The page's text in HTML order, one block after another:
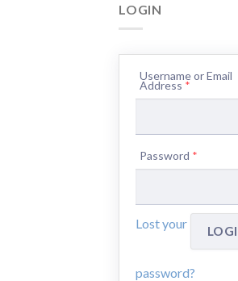
LOGIN
Username or Email
Address *
Password *
Lost your
password?